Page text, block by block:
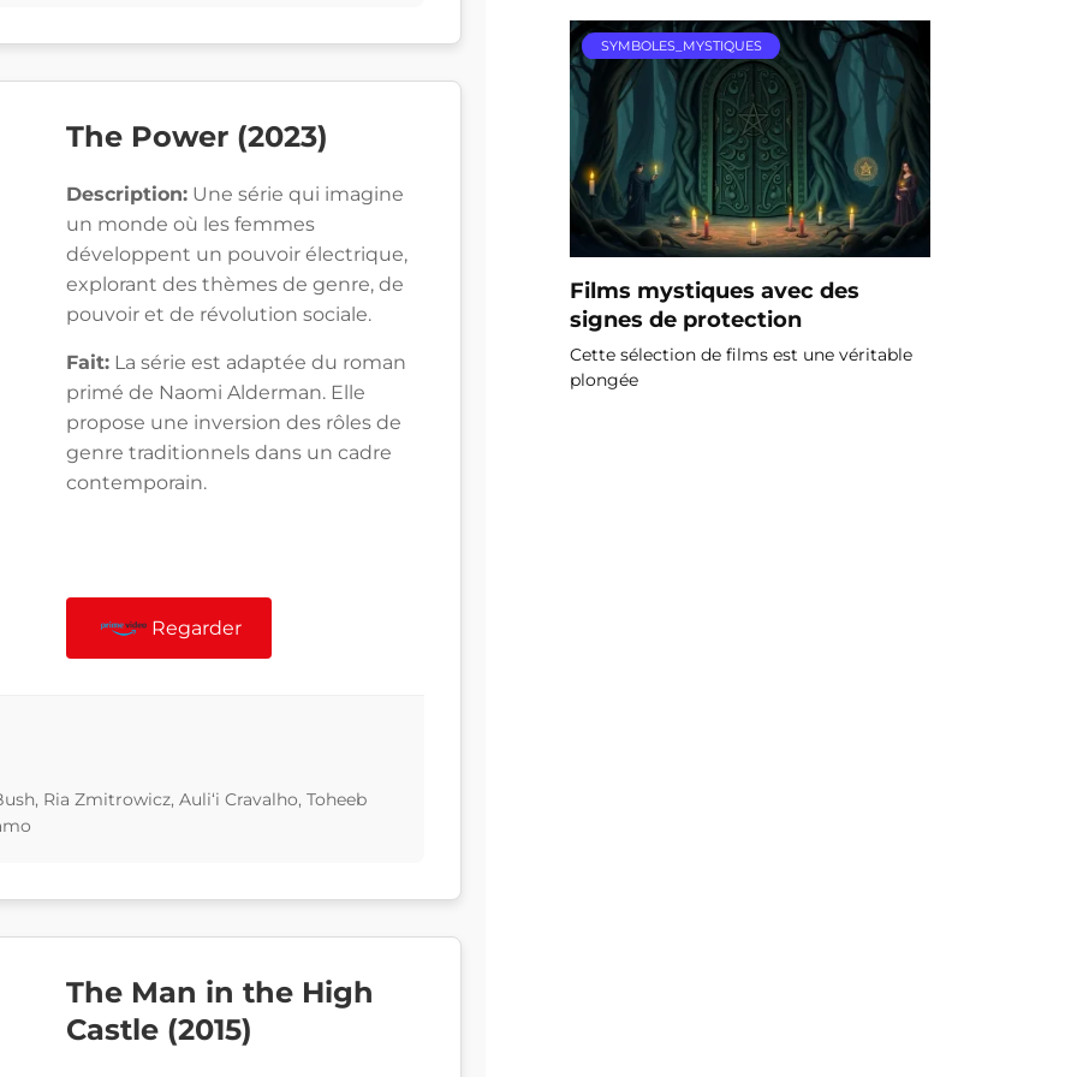
The Power (2023)
Description: Une série qui imagine
un monde où les femmes
développent un pouvoir électrique,
explorant des thèmes de genre, de
pouvoir et de révolution sociale.
Fait: La série est adaptée du roman
primé de Naomi Alderman. Elle
propose une inversion des rôles de
genre traditionnels dans un cadre
contemporain.
Regarder
Ria Zmitrowicz, Auliʻi Cravalho, Toheeb
The Man in the High
Castle (2015)
SYMBOLES_MYSTIQUES
Films mystiques avec des
signes de protection
Cette sélection de films est une véritable
plongée